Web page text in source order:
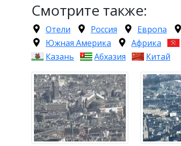
Смотрите также:
Отели Россия Европа
Южная Америка
Африка
Казань
Абхазия Китай